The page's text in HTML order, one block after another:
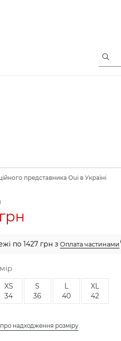
представника Oui в Україні
по 1427 грн з Оплата частинами
XS
34
S
36
L
40
XL
42
надходження розміру